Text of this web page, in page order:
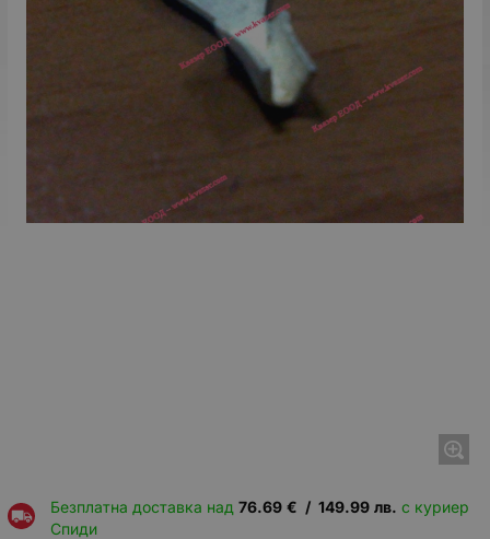
Безплатна доставка над 76.69 € / 149.99 лв. с куриер
Спиди